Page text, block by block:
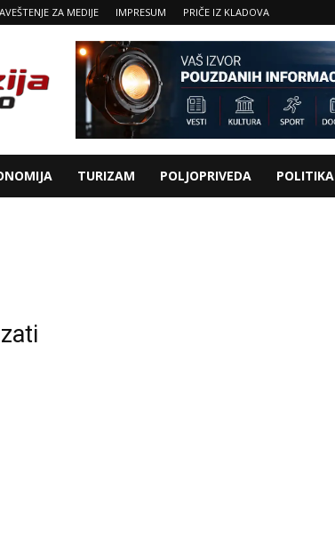
ZA MEDIJE IMPRESUM PRIČE IZ KLADOVA
TURIZAM POLJOPRIVEDA POLITIKA